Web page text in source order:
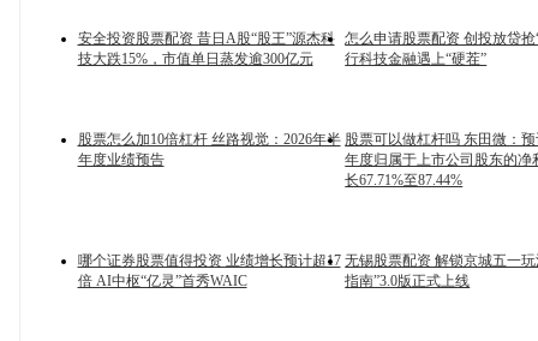
安全投资股票配资 昔日A股“股王”源杰科
技大跌15%，市值单日蒸发逾300亿元
怎么申请股票配资 创投放贷抢
行科技金融遇上“硬茬”
股票怎么加10倍杠杆 丝路视觉：2026年半
年度业绩预告
股票可以做杠杆吗 东田微：预
年度归属于上市公司股东的净
长67.71%至87.44%
哪个证券股票值得投资 业绩增长预计超17
倍 AI中枢“亿灵”首秀WAIC
无锡股票配资 解锁京城五一
指南”3.0版正式上线